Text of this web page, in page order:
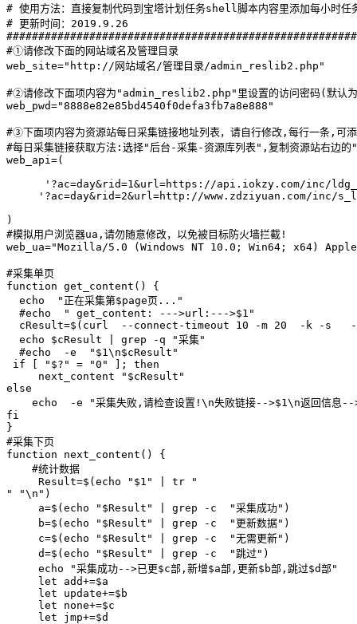
# 使用方法：直接复制代码到宝塔计划任务shell脚本内容里添加每小时任
# 更新时间：2019.9.26
#①请修改下面的网站域名及管理目录
web_site="http://网站域名/管理目录/admin_reslib2.php"
#②请修改下面项内容为"admin_reslib2.php"里设置的访问密码(默认
web_pwd="8888e82e85bd4540f0defa3fb7a8e888"
#③下面项内容为资源站每日采集链接地址列表，请自行修改,每行一条,可
#每日采集链接获取方法:选择"后台-采集-资源库列表",复制资源站右边
web_api=(
'?ac=day&rid=1&url=https://api.iokzy.com/inc/
'?ac=day&rid=2&url=http://www.zdziyuan.com/inc/
)
#模拟用户浏览器ua,请勿随意修改，以免被目标防火墙拦截!
web_ua="Mozilla/5.0 (Windows NT 10.0; Win64; x64)
#采集单页
function get_content() {
echo  "正在采集第$page页..."
#echo  " get_content: --->url:--->$1"
cResult=$(curl  --connect-timeout 10 -m 20  -k -s   -
echo $cResult | grep -q "采集"
#echo  -e  "$1\n$cResult"
if [ "$?" = "0" ]; then
next_content "$cResult"
else
echo  -e "采集失败,请检查设置!\n失败链接-->$1\n返回信息--
fi
}
#采集下页
function next_content() {
#统计数据
Result=$(echo "$1" | tr "
" "\n")
a=$(echo "$Result" | grep -c  "采集成功")
b=$(echo "$Result" | grep -c  "更新数据")
c=$(echo "$Result" | grep -c  "无需更新")
d=$(echo "$Result" | grep -c  "跳过")
echo "采集成功-->已更$c部,新增$a部,更新$b部,跳过$d部"
let add+=$a
let update+=$b
let none+=$c
let jmp+=$d